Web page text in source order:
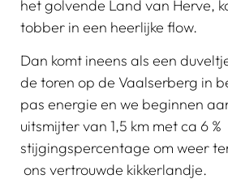
het golvende Land van Herve,
tobber in een heerlijke flow.
Dan komt ineens als een
de toren op de Vaalserberg in
pas energie en we beginnen
uitsmijter van 1,5 km met ca 6 %
stijgingspercentage om weer
ons vertrouwde kikkerlandje.